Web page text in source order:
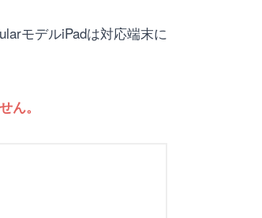
モデルiPadは対応端末に
ん。